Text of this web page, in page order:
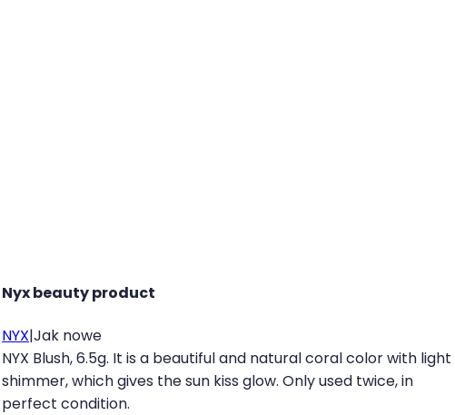
Nyx beauty product
NYX|Jak nowe
NYX Blush, 6.5g. It is a beautiful and natural coral color with light
shimmer, which gives the sun kiss glow. Only used twice, in
perfect condition.